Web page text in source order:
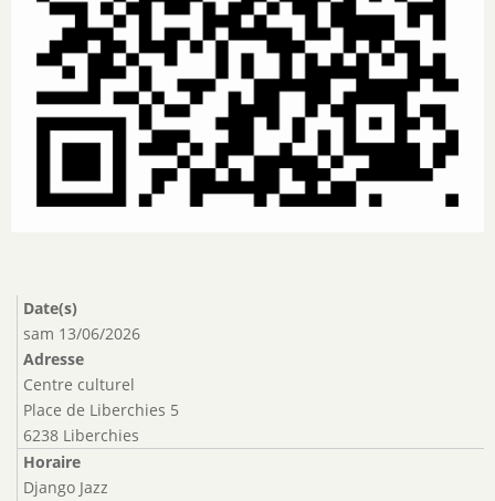
Date(s)
sam 13/06/2026
Adresse
Centre culturel
Place de Liberchies 5
6238 Liberchies
Horaire
Django Jazz